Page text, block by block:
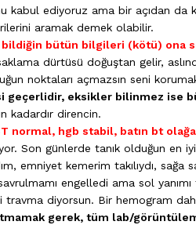
ediyoruz ama bir açıdan da
aramak demek olabilir.
bildiğin bütün bilgileri (kötü) ona
saklama dürtüsü doğuştan gelir,
noktaları açmazsın seni
geçerlidir, eksikler bilinmez ise
kadardır direncin.
normal, hgb stabil, batın bt
Son günlerde tanık olduğun en
emniyet kemerim takılıydı, sağa
engelledi ama sol
travma diyorsun. Bir hemogram
gerek, tüm lab/